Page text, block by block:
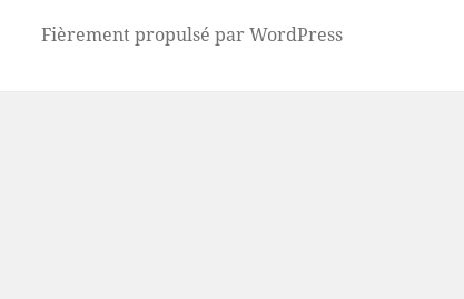
Fièrement propulsé par WordPress